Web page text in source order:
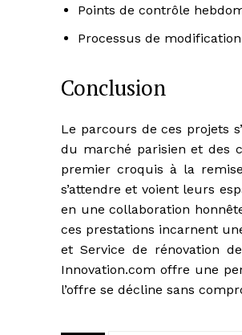
Points de contrôle
Processus de
Conclusion
Le parcours de ces projets
du marché parisien et des
premier croquis à la
s’attendre et voient leurs
en une collaboration
ces prestations incarnent
et Service de rénovation
Innovation.com offre une
l’offre se décline sans